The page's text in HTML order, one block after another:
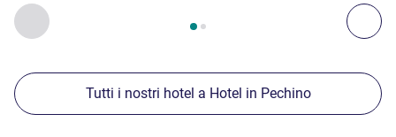
Precedente - Nostre ulteriori strutture nelle vicinanze
Pagina , Nostre ulteriori strutture nelle vicinanze 1 :,
Tutti i nostri hotel a Hotel in Pechino